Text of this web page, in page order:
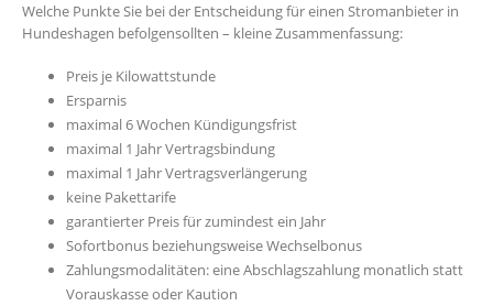
Welche Punkte Sie bei der Entscheidung für einen Stromanbieter in
Hundeshagen befolgensollten – kleine Zusammenfassung:
Preis je Kilowattstunde
Ersparnis
maximal 6 Wochen Kündigungsfrist
maximal 1 Jahr Vertragsbindung
maximal 1 Jahr Vertragsverlängerung
keine Pakettarife
garantierter Preis für zumindest ein Jahr
Sofortbonus beziehungsweise Wechselbonus
Zahlungsmodalitäten: eine Abschlagszahlung monatlich statt
Vorauskasse oder Kaution